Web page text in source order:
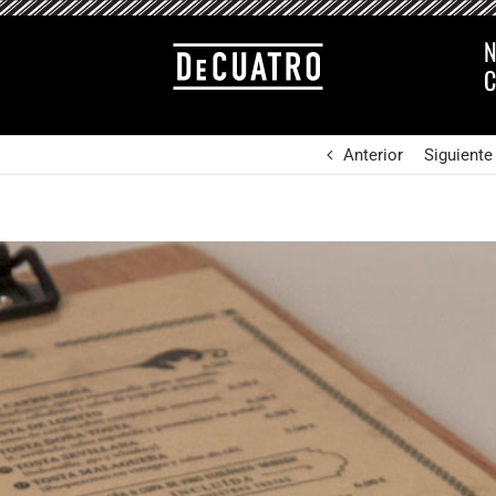
Anterior Siguiente